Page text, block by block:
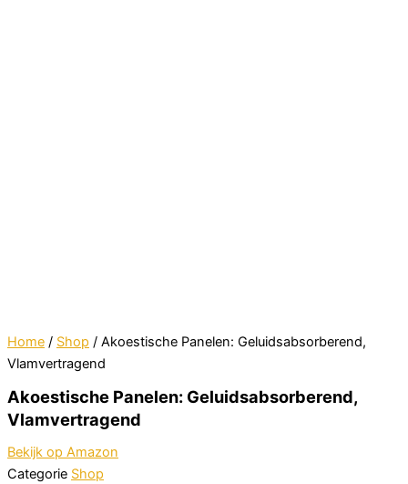
Home / Shop / Akoestische Panelen: Geluidsabsorberend,
Vlamvertragend
Akoestische Panelen: Geluidsabsorberend,
Vlamvertragend
Bekijk op Amazon
Categorie Shop